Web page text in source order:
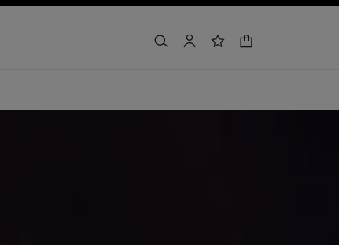
søg min kontoønskeliste
indkøbskurv